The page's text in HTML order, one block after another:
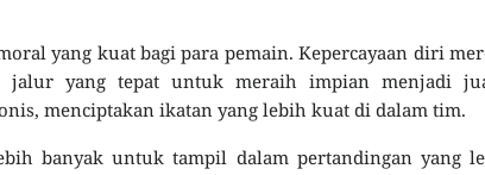
yang kuat bagi para pemain. Kepercayaan diri
jalur yang tepat untuk meraih impian menjadi
menciptakan ikatan yang lebih kuat di dalam tim.
banyak untuk tampil dalam pertandingan yang